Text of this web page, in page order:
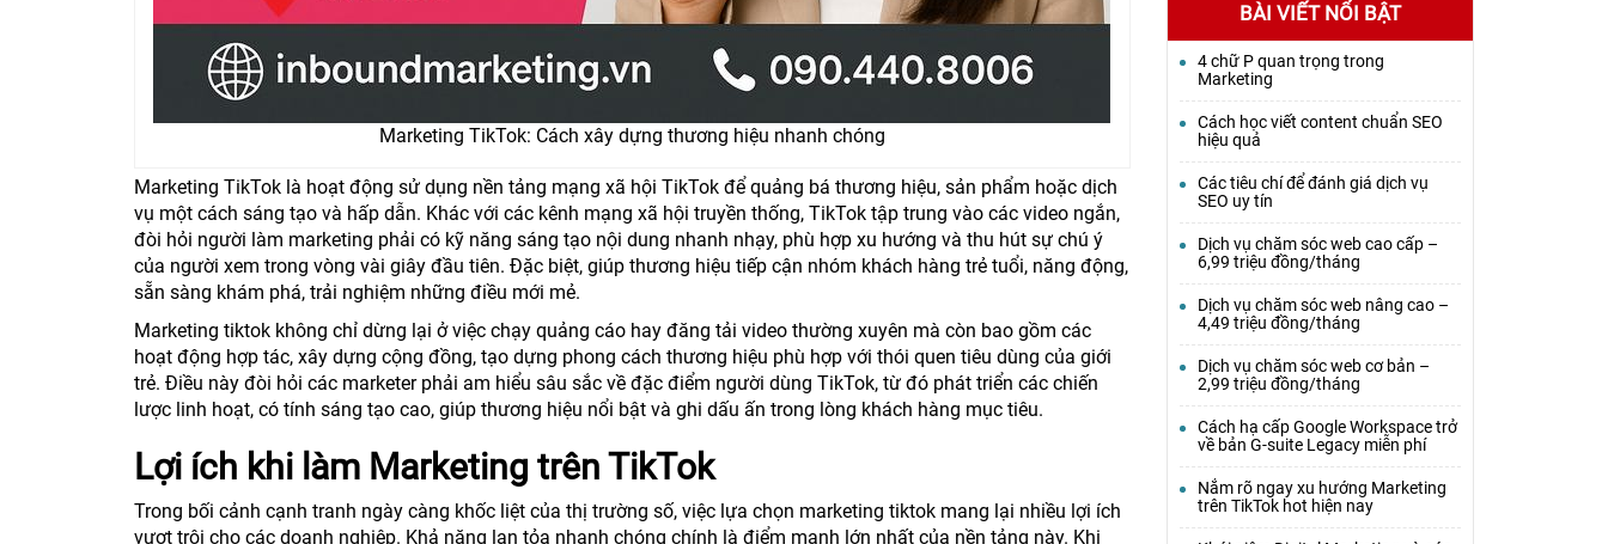
Marketing TikTok: Cách xây dựng thương hiệu nhanh chóng
Marketing TikTok là hoạt động sử dụng nền tảng mạng xã hội TikTok để quảng bá thương hiệu, sản phẩm hoặc dịch
vụ một cách sáng tạo và hấp dẫn. Khác với các kênh mạng xã hội truyền thống, TikTok tập trung vào các video ngắn,
đòi hỏi người làm marketing phải có kỹ năng sáng tạo nội dung nhanh nhạy, phù hợp xu hướng và thu hút sự chú ý
của người xem trong vòng vài giây đầu tiên. Đặc biệt, giúp thương hiệu tiếp cận nhóm khách hàng trẻ tuổi, năng động,
sẵn sàng khám phá, trải nghiệm những điều mới mẻ.
Marketing tiktok không chỉ dừng lại ở việc chạy quảng cáo hay đăng tải video thường xuyên mà còn bao gồm các
hoạt động hợp tác, xây dựng cộng đồng, tạo dựng phong cách thương hiệu phù hợp với thói quen tiêu dùng của giới
trẻ. Điều này đòi hỏi các marketer phải am hiểu sâu sắc về đặc điểm người dùng TikTok, từ đó phát triển các chiến
lược linh hoạt, có tính sáng tạo cao, giúp thương hiệu nổi bật và ghi dấu ấn trong lòng khách hàng mục tiêu.
Lợi ích khi làm Marketing trên TikTok
Trong bối cảnh cạnh tranh ngày càng khốc liệt của thị trường số, việc lựa chọn marketing tiktok mang lại nhiều lợi ích
vượt trội cho các doanh nghiệp. Khả năng lan tỏa nhanh chóng chính là điểm mạnh lớn nhất của nền tảng này. Khi
BÀI VIẾT NỔI BẬT
4 chữ P quan trọng trong
Marketing
Cách học viết content chuẩn SEO
hiệu quả
Các tiêu chí để đánh giá dịch vụ
SEO uy tín
Dịch vụ chăm sóc web cao cấp –
6,99 triệu đồng/tháng
Dịch vụ chăm sóc web nâng cao –
4,49 triệu đồng/tháng
Dịch vụ chăm sóc web cơ bản –
2,99 triệu đồng/tháng
Cách hạ cấp Google Workspace trở
về bản G-suite Legacy miễn phí
Nắm rõ ngay xu hướng Marketing
trên TikTok hot hiện nay